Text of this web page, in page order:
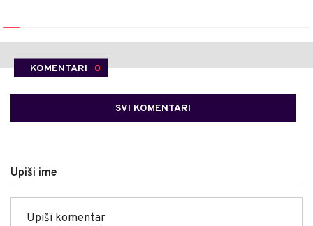
KOMENTARI 0
SVI KOMENTARI
Upiši ime